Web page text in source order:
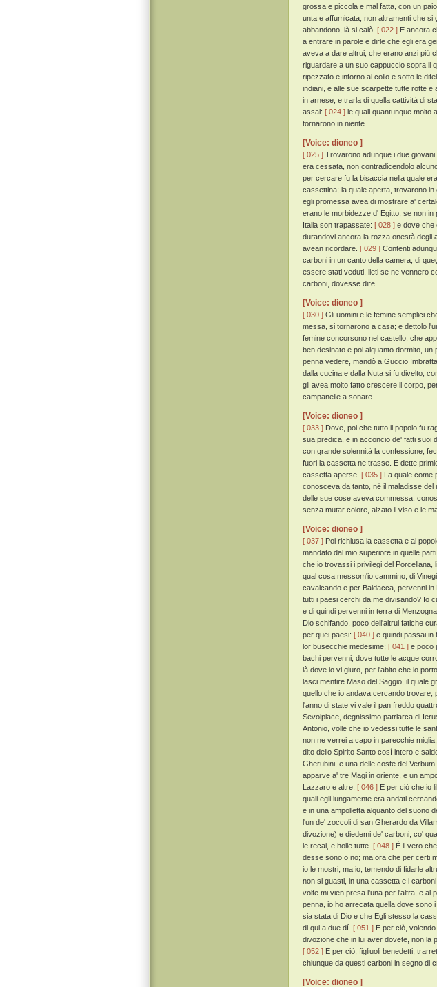
grossa e piccola e mal fatta, con un
unta e affumicata, non altramenti che si
abbandono, là si calò. [ 022 ] E ancora
a entrare in parole e dirle che egli era
aveva a dare altrui, che erano anzi piú
riguardare a un suo cappuccio sopra il
ripezzato e intorno al collo e sotto le
indiani, e alle sue scarpette tutte rotte
in arnese, e trarla di quella cattività di
assai: [ 024 ] le quali quantunque molto
tornarono in niente.
[Voice: dioneo ]
[ 025 ] Trovarono adunque i due
era cessata, non contradicendolo
per cercare fu la bisaccia nella quale
cassettina; la quale aperta, trovarono
egli promessa avea di mostrare a'
erano le morbidezze d' Egitto, se non
Italia son trapassate: [ 028 ] e dove che
durandovi ancora la rozza onestà degli
avean ricordare. [ 029 ] Contenti
carboni in un canto della camera, di
essere stati veduti, lieti se ne vennero
carboni, dovesse dire.
[Voice: dioneo ]
[ 030 ] Gli uomini e le femine semplici
messa, si tornarono a casa; e dettolo
femine concorsono nel castello, che
ben desinato e poi alquanto dormito,
penna vedere, mandò a Guccio
dalla cucina e dalla Nuta si fu divelto,
gli avea molto fatto crescere il corpo,
campanelle a sonare.
[Voice: dioneo ]
[ 033 ] Dove, poi che tutto il popolo fu
sua predica, e in acconcio de' fatti suoi
con grande solennità la confessione,
fuori la cassetta ne trasse. E dette
cassetta aperse. [ 035 ] La quale come
conosceva da tanto, né il maladisse
delle sue cose aveva commessa,
senza mutar colore, alzato il viso e le
[Voice: dioneo ]
[ 037 ] Poi richiusa la cassetta e al
mandato dal mio superiore in quelle
che io trovassi i privilegi del Porcellana,
qual cosa messom'io cammino, di
cavalcando e per Baldacca, pervenni in
tutti i paesi cerchi da me divisando? Io
e di quindi pervenni in terra di
Dio schifando, poco dell'altrui fatiche
per quei paesi: [ 040 ] e quindi passai in
lor busecchie medesime; [ 041 ] e poco
bachi pervenni, dove tutte le acque
là dove io vi giuro, per l'abito che io
lasci mentire Maso del Saggio, il quale
quello che io andava cercando trovare,
l'anno di state vi vale il pan freddo
Sevoipiace, degnissimo patriarca di
Antonio, volle che io vedessi tutte le
non ne verrei a capo in parecchie
dito dello Spirito Santo cosí intero e
Gherubini, e una delle coste del
apparve a' tre Magi in oriente, e un
Lazzaro e altre. [ 046 ] E per ciò che io
quali egli lungamente era andati
e in una ampolletta alquanto del suono
l'un de' zoccoli di san Gherardo da
divozione) e diedemi de' carboni, co'
le recai, e holle tutte. [ 048 ] È il vero
desse sono o no; ma ora che per certi
io le mostri; ma io, temendo di fidarle
non si guasti, in una cassetta e i
volte mi vien presa l'una per l'altra, e al
penna, io ho arrecata quella dove sono i
sia stata di Dio e che Egli stesso la
di qui a due dí. [ 051 ] E per ciò,
divozione che in lui aver dovete, non la
[ 052 ] E per ciò, figliuoli benedetti,
chiunque da questi carboni in segno di
[Voice: dioneo ]